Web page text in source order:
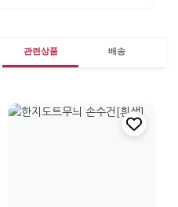
관련상품 배송